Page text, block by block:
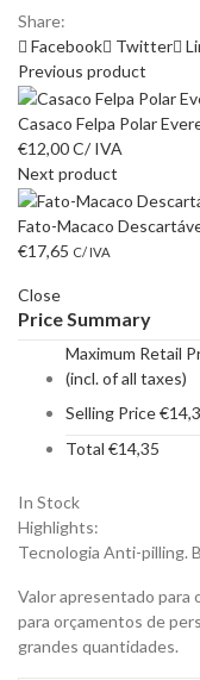
Share:
Facebook
Twitter
Previous product
Casaco Felpa Polar
€12,00C/ IVA
Next product
Fato-Macaco
€17,65 C/ IVA
Close
Price Summary
Maximum Retail
(incl. of all taxes)
Selling Price€
Total €14,35
In Stock
Highlights:
Tecnologia Anti-pilling.
Valor apresentado para
para orçamentos de
grandes quantidades.